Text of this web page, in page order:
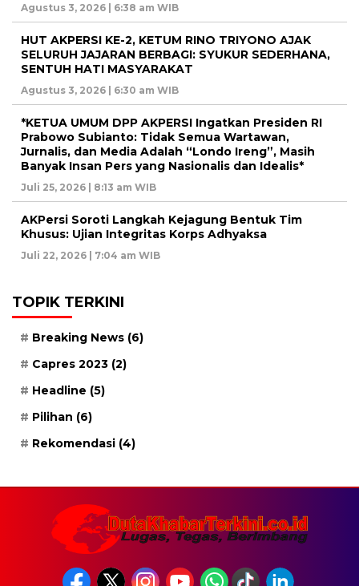
Agustus 3, 2026 | 6:38 am WIB
HUT AKPERSI KE-2, KETUM RINO TRIYONO AJAK
SELURUH JAJARAN BERBAGI: SYUKUR SEDERHANA,
SENTUH HATI MASYARAKAT
Agustus 3, 2026 | 6:30 am WIB
*KETUA UMUM DPP AKPERSI Ingatkan Presiden RI
Prabowo Subianto: Tidak Semua Wartawan,
Jurnalis, dan Media Adalah “Londo Ireng”, Masih
Banyak Insan Pers yang Nasionalis dan Idealis*
Juli 25, 2026 | 8:13 am WIB
AKPersi Soroti Langkah Kejagung Bentuk Tim
Khusus: Ujian Integritas Korps Adhyaksa
Juli 22, 2026 | 7:04 am WIB
TOPIK TERKINI
Breaking News (6)
Capres 2023 (2)
Headline (5)
Pilihan (6)
Rekomendasi (4)